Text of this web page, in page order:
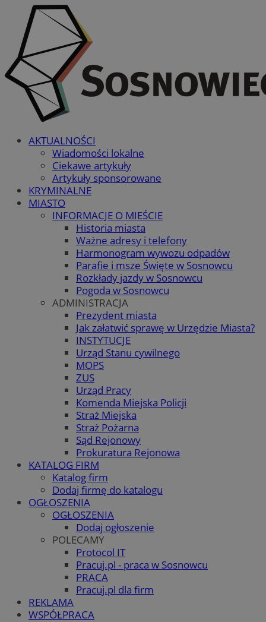
AKTUALNOŚCI
Wiadomości lokalne
Ciekawe artykuły
Artykuły sponsorowane
KRYMINALNE
MIASTO
INFORMACJE O MIEŚCIE
Historia miasta
Ważne adresy i telefony
Harmonogram wywozu odpadów
Parafie i msze Święte w Sosnowcu
Rozkłady jazdy w Sosnowcu
Pogoda w Sosnowcu
ADMINISTRACJA
Prezydent miasta
Jak załatwić sprawę w Urzędzie Miasta?
INSTYTUCJE
Urząd Stanu cywilnego
MOPS
ZUS
Urząd Pracy
Komenda Miejska Policji
Straż Miejska
Straż Pożarna
Sąd Rejonowy
Prokuratura Rejonowa
KATALOG FIRM
Katalog firm
Dodaj firmę do katalogu
OGŁOSZENIA
OGŁOSZENIA
Dodaj ogłoszenie
POLECAMY
Protocol IT
Pracuj.pl - praca w Sosnowcu
PRACA
Pracuj.pl dla firm
REKLAMA
WSPÓŁPRACA